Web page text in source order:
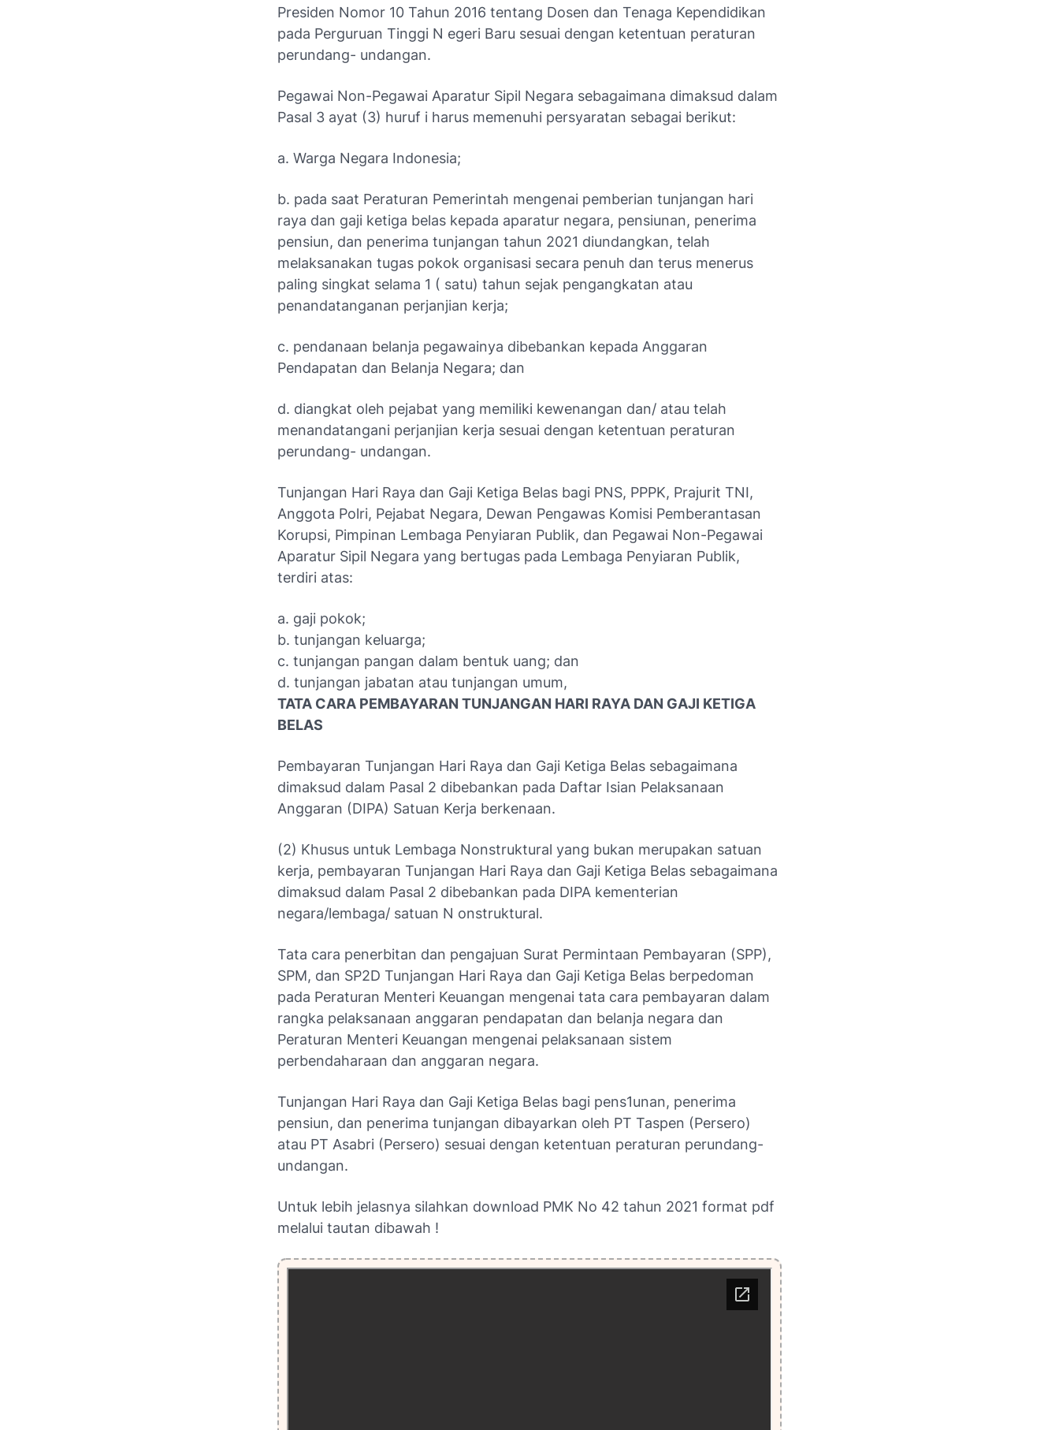
Presiden Nomor 10 Tahun 2016 tentang Dosen dan Tenaga Kependidikan
pada Perguruan Tinggi N egeri Baru sesuai dengan ketentuan peraturan
perundang- undangan.
Pegawai Non-Pegawai Aparatur Sipil Negara sebagaimana dimaksud dalam
Pasal 3 ayat (3) huruf i harus memenuhi persyaratan sebagai berikut:
a. Warga Negara Indonesia;
b. pada saat Peraturan Pemerintah mengenai pemberian tunjangan hari
raya dan gaji ketiga belas kepada aparatur negara, pensiunan, penerima
pensiun, dan penerima tunjangan tahun 2021 diundangkan, telah
melaksanakan tugas pokok organisasi secara penuh dan terus menerus
paling singkat selama 1 ( satu) tahun sejak pengangkatan atau
penandatanganan perjanjian kerja;
c. pendanaan belanja pegawainya dibebankan kepada Anggaran
Pendapatan dan Belanja Negara; dan
d. diangkat oleh pejabat yang memiliki kewenangan dan/ atau telah
menandatangani perjanjian kerja sesuai dengan ketentuan peraturan
perundang- undangan.
Tunjangan Hari Raya dan Gaji Ketiga Belas bagi PNS, PPPK, Prajurit TNI,
Anggota Polri, Pejabat Negara, Dewan Pengawas Komisi Pemberantasan
Korupsi, Pimpinan Lembaga Penyiaran Publik, dan Pegawai Non-Pegawai
Aparatur Sipil Negara yang bertugas pada Lembaga Penyiaran Publik,
terdiri atas:
a. gaji pokok;
b. tunjangan keluarga;
c. tunjangan pangan dalam bentuk uang; dan
d. tunjangan jabatan atau tunjangan umum,
TATA CARA PEMBAYARAN TUNJANGAN HARI RAYA DAN GAJI KETIGA
BELAS
Pembayaran Tunjangan Hari Raya dan Gaji Ketiga Belas sebagaimana
dimaksud dalam Pasal 2 dibebankan pada Daftar Isian Pelaksanaan
Anggaran (DIPA) Satuan Kerja berkenaan.
(2) Khusus untuk Lembaga Nonstruktural yang bukan merupakan satuan
kerja, pembayaran Tunjangan Hari Raya dan Gaji Ketiga Belas sebagaimana
dimaksud dalam Pasal 2 dibebankan pada DIPA kementerian
negara/lembaga/ satuan N onstruktural.
Tata cara penerbitan dan pengajuan Surat Permintaan Pembayaran (SPP),
SPM, dan SP2D Tunjangan Hari Raya dan Gaji Ketiga Belas berpedoman
pada Peraturan Menteri Keuangan mengenai tata cara pembayaran dalam
rangka pelaksanaan anggaran pendapatan dan belanja negara dan
Peraturan Menteri Keuangan mengenai pelaksanaan sistem
perbendaharaan dan anggaran negara.
Tunjangan Hari Raya dan Gaji Ketiga Belas bagi pens1unan, penerima
pensiun, dan penerima tunjangan dibayarkan oleh PT Taspen (Persero)
atau PT Asabri (Persero) sesuai dengan ketentuan peraturan perundang-
undangan.
Untuk lebih jelasnya silahkan download PMK No 42 tahun 2021 format pdf
melalui tautan dibawah !